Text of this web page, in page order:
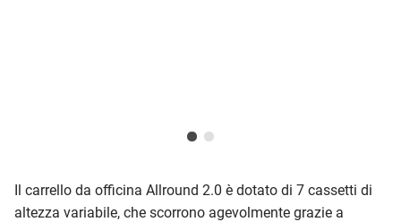
Il carrello da officina Allround 2.0 è dotato di 7 cassetti di
altezza variabile, che scorrono agevolmente grazie a